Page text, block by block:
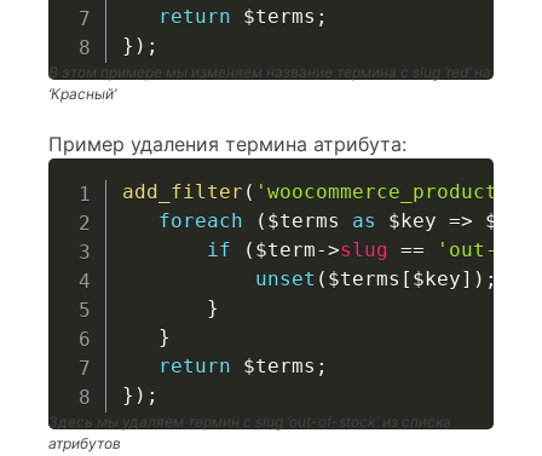
return
$terms ;
} ) ;
В этом примере мы изменяем название термина с slug ‘red’ на
‘Красный’
Пример удаления термина атрибута:
add_filter (
foreach
( $terms as $key =>
if
( $term->slug ==
'out-of-
unset ( $terms [ $key] ) ;
}
}
return
$terms ;
} ) ;
Здесь мы удаляем термин с slug ‘out-of-stock’ из списка
атрибутов